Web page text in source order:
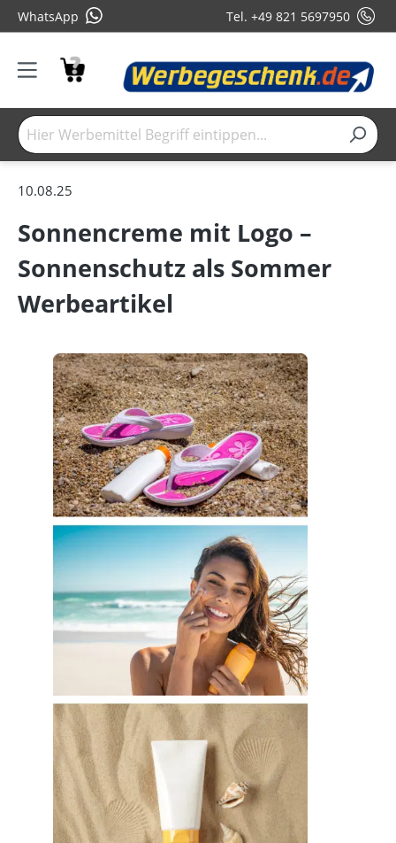
WhatsApp Tel. +49 821 5697950
10.08.25
Sonnencreme mit Logo –
Sonnenschutz als Sommer
Werbeartikel